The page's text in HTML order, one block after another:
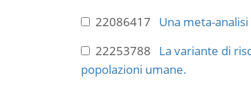
22086417 Una meta-
22253788 La variante di
popolazioni umane.